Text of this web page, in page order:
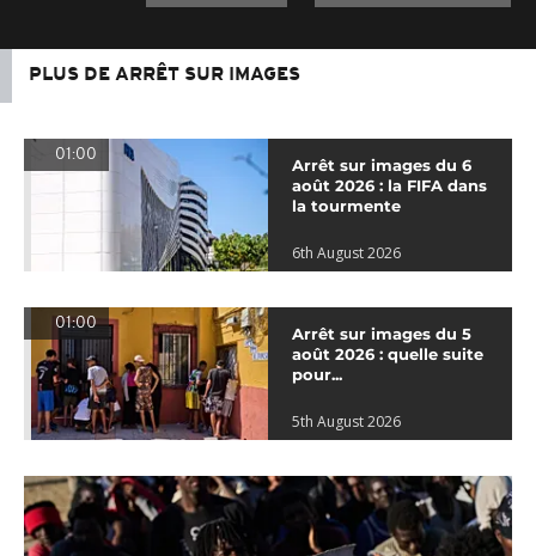
PLUS DE ARRÊT SUR IMAGES
01:00
Arrêt sur images du 6
août 2026 : la FIFA dans
la tourmente
6th August 2026
01:00
Arrêt sur images du 5
août 2026 : quelle suite
pour...
5th August 2026